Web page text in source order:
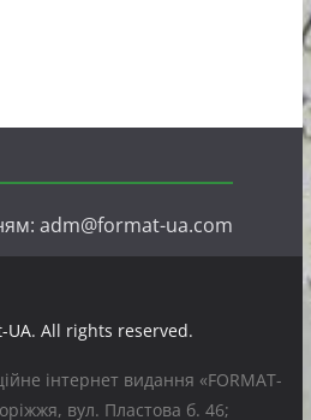
adm@format-ua.com
UA. All rights reserved.
інтернет видання «FORMAT-
вул. Пластова б. 46;